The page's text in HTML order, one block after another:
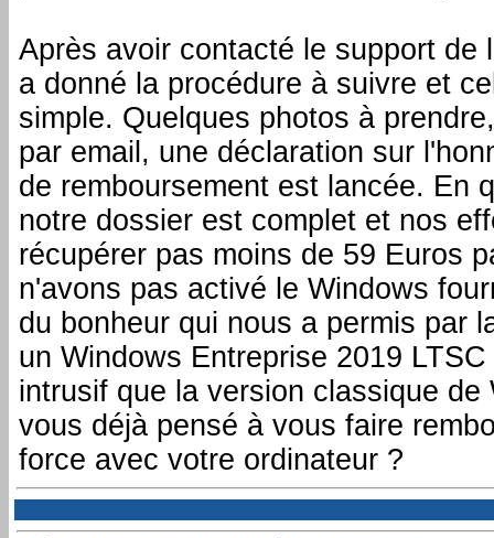
Après avoir contacté le support de
a donné la procédure à suivre et
simple. Quelques photos à
par email, une déclaration sur
de remboursement est lancée. En
notre dossier est complet et nos
récupérer pas moins de 59 Euros
n'avons pas activé le Windows
du bonheur qui nous a permis par
un Windows Entreprise 2019
intrusif que la version classique
vous déjà pensé à vous faire
force avec votre ordinateur ?